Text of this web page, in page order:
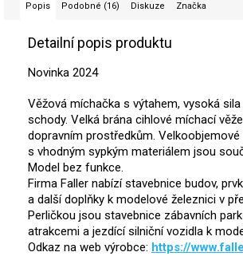
Popis Podobné (16) Diskuze Značka
Detailní popis produktu
Novinka 2024
Věžová míchačka s výtahem, vysoká
schody. Velká brána cihlové míchací
dopravním prostředkům. Velkoobjemové
s vhodným sypkým materiálem jsou
Model bez funkce.
Firma Faller nabízí stavebnice budov,
a další doplňky k modelové železnici v
Perličkou jsou stavebnice zábavních
atrakcemi a jezdící silniční vozidla k
Odkaz na web výrobce: https://